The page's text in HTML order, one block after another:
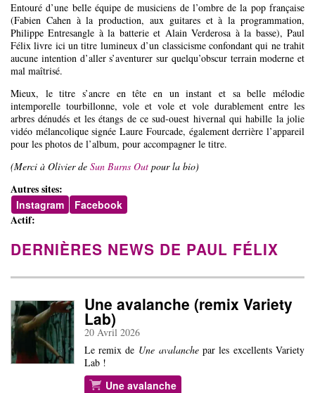
Entouré d’une belle équipe de musiciens de l’ombre de la pop française
(Fabien Cahen à la production, aux guitares et à la programmation,
Philippe Entresangle à la batterie et Alain Verderosa à la basse), Paul
Félix livre ici un titre lumineux d’un classicisme confondant qui ne trahit
aucune intention d’aller s’aventurer sur quelqu’obscur terrain moderne et
mal maîtrisé.
Mieux, le titre s’ancre en tête en un instant et sa belle mélodie
intemporelle tourbillonne, vole et vole et vole durablement entre les
arbres dénudés et les étangs de ce sud-ouest hivernal qui habille la jolie
vidéo mélancolique signée Laure Fourcade, également derrière l’appareil
pour les photos de l’album, pour accompagner le titre.
(Merci à Olivier de Sun Burns Out pour la bio)
Autres sites:
Instagram Facebook
Actif:
DERNIÈRES NEWS DE PAUL FÉLIX
Une avalanche (remix Variety
Lab)
20 Avril 2026
Le remix de Une avalanchepar les excellents Variety
Lab !
Une avalanche